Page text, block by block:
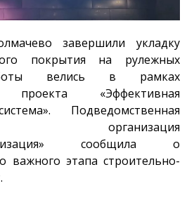
завершили укладку
покрытия на рулежных
велись в рамках
проекта «Эффективная
Подведомственная
организация
сообщила о
важного этапа строительно-